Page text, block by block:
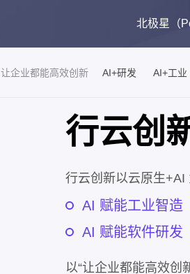
北极星（
让企业都能高效创新 AI+研发 AI+工业
行云创
行云创新以云原生+AI
AI 赋能工业智造
AI 赋能软件研发
以“让企业都能高效创